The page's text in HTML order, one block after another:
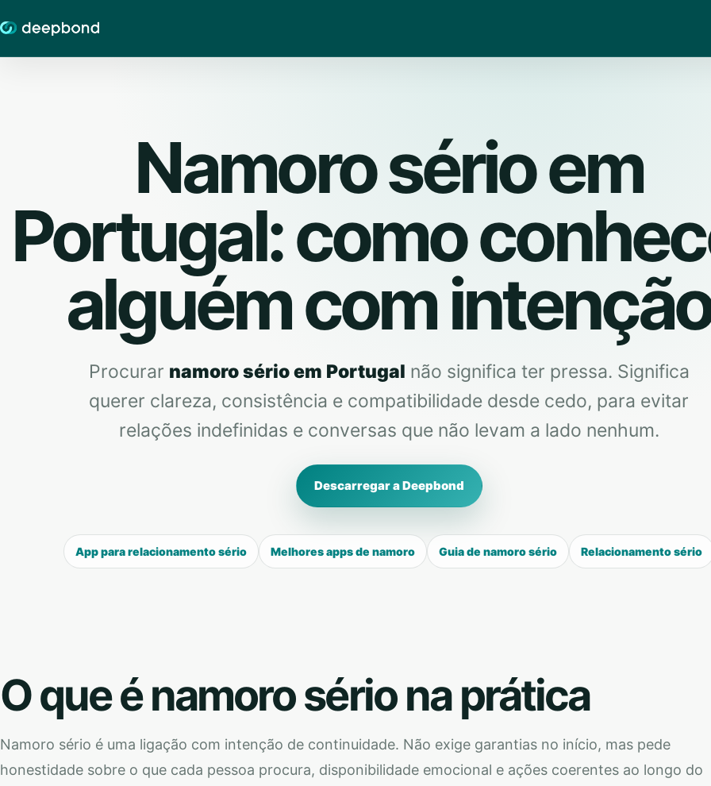
Namoro sério em
Portugal: como
alguém com
Procurar namoro sério em Portugal não significa ter pressa. Significa
querer clareza, consistência e compatibilidade desde cedo, para evitar
relações indefinidas e conversas que não levam a lado nenhum.
Descarregar a Deepbond
App para relacionamento sério Melhores apps de namoro Guia de namoro sério Relacionamento sério
O que é namoro sério na prática
Namoro sério é uma ligação com intenção de continuidade. Não exige garantias no início, mas pede
honestidade sobre o que cada pessoa procura, disponibilidade emocional e ações coerentes ao longo do